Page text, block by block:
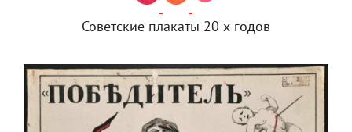
Советские плакаты 20-х годов